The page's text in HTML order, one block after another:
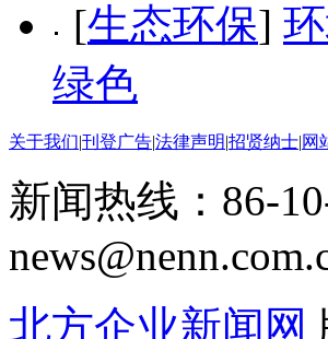
[生态环保]
绿色
关于我们|刊登广告|法律声明|招贤纳士|网
新闻热线：86-
北方企业新闻网